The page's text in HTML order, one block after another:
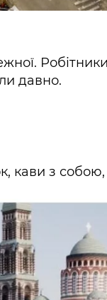
давно.
кави з собою,